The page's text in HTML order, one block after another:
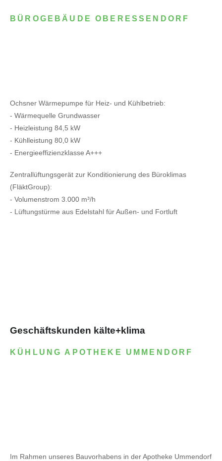
BÜROGEBÄUDE OBERESSENDORF
Ochsner Wärmepumpe für Heiz- und Kühlbetrieb:
- Wärmequelle Grundwasser
- Heizleistung 84,5 kW
- Kühlleistung 80,0 kW
- Energieeffizienzklasse A+++
Zentrallüftungsgerät zur Konditionierung des Büroklimas
(FläktGroup):
- Volumenstrom 3.000 m³/h
- Lüftungstürme aus Edelstahl für Außen- und Fortluft
Geschäftskunden kälte+klima
KÜHLUNG APOTHEKE UMMENDORF
Im Rahmen unseres Bauvorhabens in der Apotheke Ummendorf